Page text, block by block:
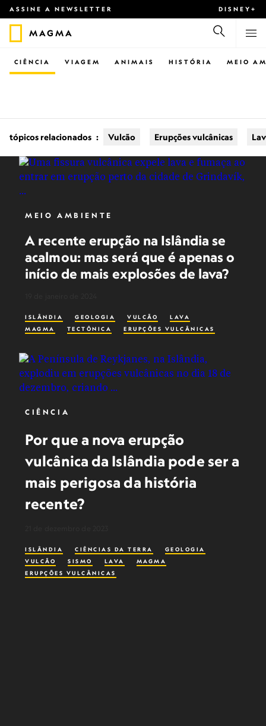
ASSINE A NEWSLETTER DISNEY+
MAGMA
CIÊNCIA VIAGEM ANIMAIS HISTÓRIA MEIO
tópicos relacionados : Vulcão Erupções vulcânicas
MEIO AMBIENTE
A recente erupção na Islândia se
acalmou: mas será que é apenas o
início de mais explosões de lava?
ISLÂNDIA GEOLOGIA VULCÃO
LAVA
MAGMA
TECTÔNICA ERUPÇÕES VULCÂNICAS
CIÊNCIA
Por que a nova erupção
vulcânica da Islândia pode ser a
mais perigosa da história
recente?
ISLÂNDIA CIÊNCIAS DA TERRA
GEOLOGIA
VULCÃO
SISMO LAVA
MAGMA
ERUPÇÕES VULCÂNICAS